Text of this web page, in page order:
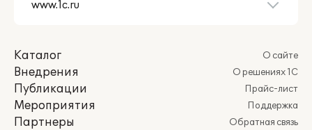
Каталог
Внедрения
Публикации
Мероприятия
Партнеры
О сайте
О решениях 1С
Прайс-лист
Поддержка
Обратная связь